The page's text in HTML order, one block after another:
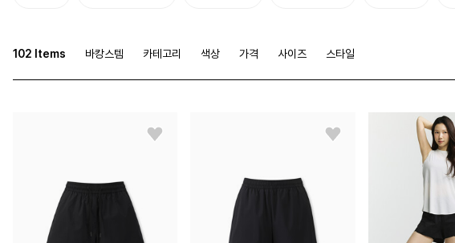
102 Items 바캉스템 카테고리 색상 가격 사이즈 스타일